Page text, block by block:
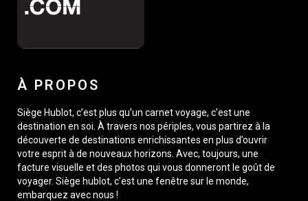
À PROPOS
Siège Hublot, c’est plus qu’un carnet voyage, c’est une
destination en soi. À travers nos périples, vous partirez à la
découverte de destinations enrichissantes en plus d’ouvrir
votre esprit à de nouveaux horizons. Avec, toujours, une
facture visuelle et des photos qui vous donneront le goût de
voyager. Siège hublot, c’est une fenêtre sur le monde,
embarquez avec nous !